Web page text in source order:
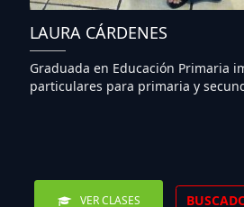
LAURA CÁRDENES
Graduada en Educación Primaria
particulares para primaria y
VER CLASES